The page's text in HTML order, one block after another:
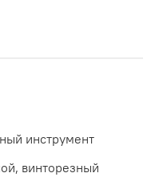
инструмент
винторезный